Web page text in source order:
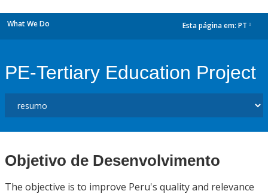
What We Do Esta página em: PT
PE-Tertiary Education Project
Objetivo de Desenvolvimento
The objective is to improve Peru's quality and relevance